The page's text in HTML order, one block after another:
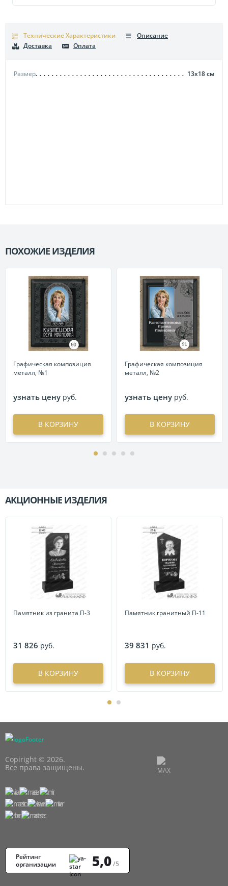
Технические Характеристики
Размер 13х18см
Описание
Доставка
Оплата
ПОХОЖИЕ ИЗДЕЛИЯ
Графическая композиция
металл, №1
узнать цену руб.
В КОРЗИНУ
Графическая композиция
металл, №2
узнать цену руб.
В КОРЗИНУ
АКЦИОННЫЕ ИЗДЕЛИЯ
Памятник из гранита П-3
31 826 руб.
В КОРЗИНУ
Памятник гранитный П-11
39 831 руб.
В КОРЗИНУ
Copiright © 2026.
Все права защищены.
Рейтинг
организации
5,0/5